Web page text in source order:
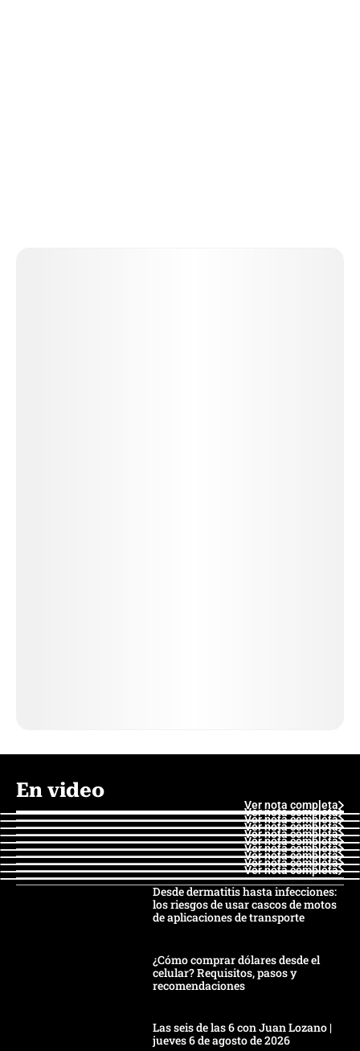
En video
Ver nota completa
Ver nota completa
Ver nota completa
Ver nota completa
Ver nota completa
Ver nota completa
Ver nota completa
Ver nota completa
Ver nota completa
Ver nota completa
Desde dermatitis hasta infecciones:
los riesgos de usar cascos de motos
de aplicaciones de transporte
¿Cómo comprar dólares desde el
celular? Requisitos, pasos y
recomendaciones
Las seis de las 6 con Juan Lozano |
jueves 6 de agosto de 2026